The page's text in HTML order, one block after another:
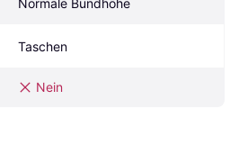
Normale Bundhöhe
Taschen
Nein